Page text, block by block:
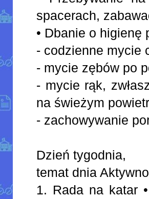
spacerach,
• Dbanie o higienę
- codzienne mycie
- mycie zębów po
- mycie rąk,
na świeżym
- zachowywanie
Dzień tygodnia,
temat dnia
1. Rada na katar